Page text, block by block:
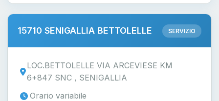
15710 SENIGALLIA BETTOLELLE SERVIZIO
LOC.BETTOLELLE VIA ARCEVIESE KM
6+847 SNC , SENIGALLIA
Orario variabile